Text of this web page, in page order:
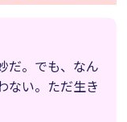
だ。でも、なん
ない。ただ生き